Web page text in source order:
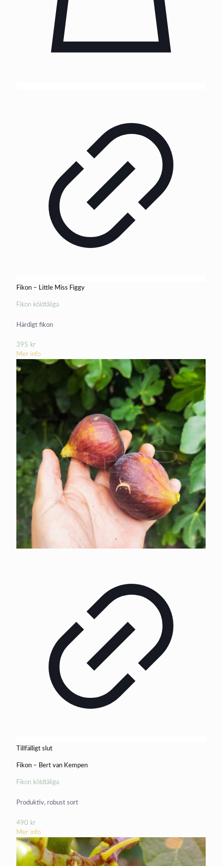
Fikon – Little Miss Figgy
Fikon köldtåliga
Härdigt fikon
395 kr
Mer info
Tillfälligt slut
Fikon – Bert van Kempen
Fikon köldtåliga
Produktiv, robust sort
490 kr
Mer info